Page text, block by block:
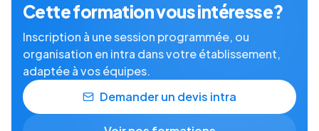
Cette formation vous intéresse ?
Inscription à une session programmée, ou
organisation en intra dans votre établissement,
adaptée à vos équipes.
Demander un devis intra